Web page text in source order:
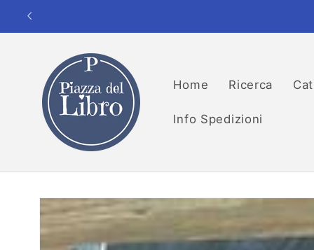
direttamente
ai contenuti
Home Ricerca
Info Spedizioni
Passa alle
informazioni
sul prodotto